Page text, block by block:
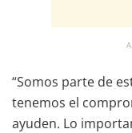
“Somos parte de
tenemos el
ayuden. Lo